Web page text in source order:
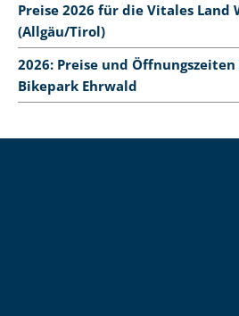
Preise 2026 für die Vitales Land
(Allgäu/Tirol)
2026: Preise und
Bikepark Ehrwald